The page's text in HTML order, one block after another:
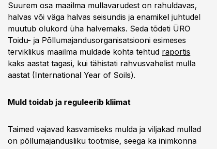
Suurem osa maailma mullavarudest on rahuldavas,
halvas või väga halvas seisundis ja enamikel juhtudel
muutub olukord üha halvemaks. Seda tõdeti ÜRO
Toidu- ja Põllumajandusorganisatsiooni esimeses
terviklikus maailma muldade kohta tehtud raportis
kaks aastat tagasi, kui tähistati rahvusvahelist mulla
aastat (International Year of Soils).
Muld toidab ja reguleerib kliimat
Taimed vajavad kasvamiseks mulda ja viljakad mullad
on põllumajandusliku tootmise, seega ka inimkonna